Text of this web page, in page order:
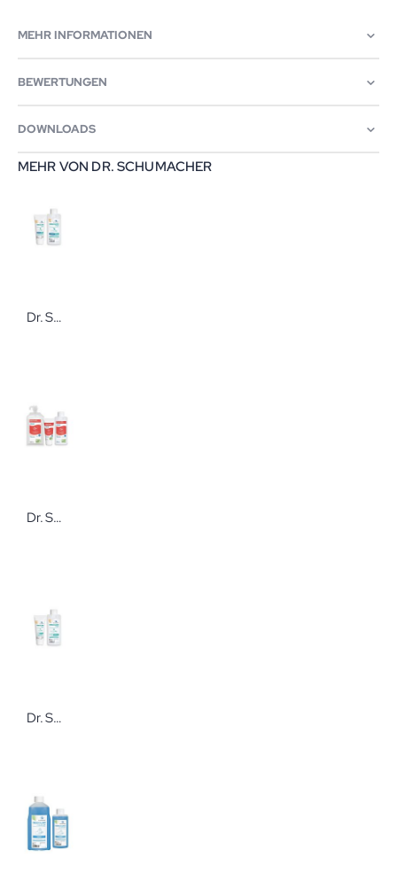
MEHR INFORMATIONEN
BEWERTUNGEN
DOWNLOADS
MEHR VON DR. SCHUMACHER
Dr. Schumacher DESCOLIND® PURE Intensive Cream Parfümfreie Intensiv-Pflegecreme
Dr. Schumacher DESCOLIND® EXPERT Protect Cream Hypoallergene Hautschutzcreme
Dr. Schumacher DESCOLIND® PURE Light Cream Parfümfreie Pflegecreme